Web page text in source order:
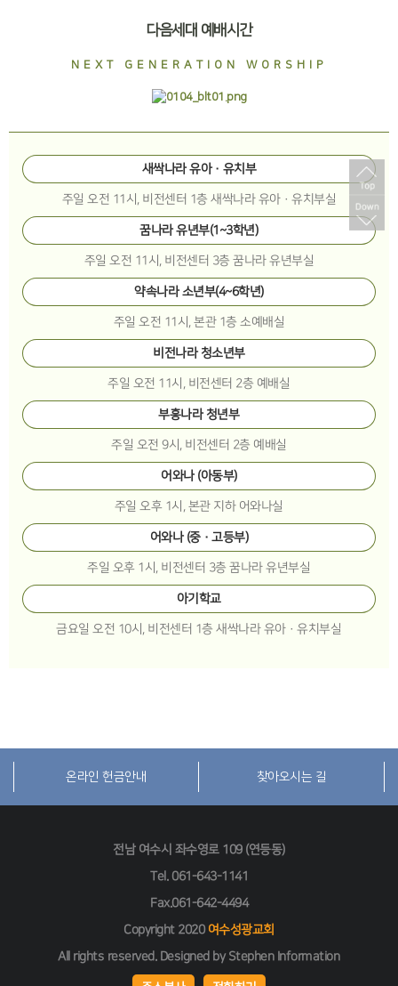
다음세대 예배시간
NEXT GENERATION WORSHIP
새싹나라 유아·유치부
주일 오전 11시, 비전센터 1층 새싹나라 유아·유치부실
꿈나라 유년부(1~3학년)
주일 오전 11시, 비전센터 3층 꿈나라 유년부실
약속나라 소년부(4~6학년)
주일 오전 11시, 본관 1층 소예배실
비전나라 청소년부
주일 오전 11시, 비전센터 2층 예배실
부흥나라 청년부
주일 오전 9시, 비전센터 2층 예배실
어와나 (아동부)
주일 오후 1시, 본관 지하 어와나실
어와나 (중·고등부)
주일 오후 1시, 비전센터 3층 꿈나라 유년부실
아기학교
금요일 오전 10시, 비전센터 1층 새싹나라 유아·유치부실
온라인 헌금안내 찾아오시는 길
전남 여수시 좌수영로 109 (연등동)
Tel. 061-643-1141
Fax.061-642-4494
Copyright 2020 여수성광교회
All rights reserved. Designed byStephen Information